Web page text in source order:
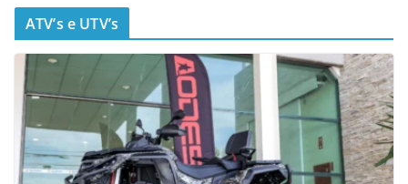
ATV’s e UTV’s